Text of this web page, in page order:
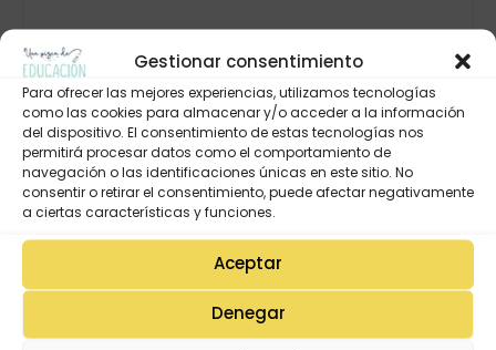
Gestionar consentimiento
Para ofrecer las mejores experiencias, utilizamos tecnologías
como las cookies para almacenar y/o acceder a la información
del dispositivo. El consentimiento de estas tecnologías nos
permitirá procesar datos como el comportamiento de
navegación o las identificaciones únicas en este sitio. No
consentir o retirar el consentimiento, puede afectar negativamente
a ciertas características y funciones.
Aceptar
Denegar